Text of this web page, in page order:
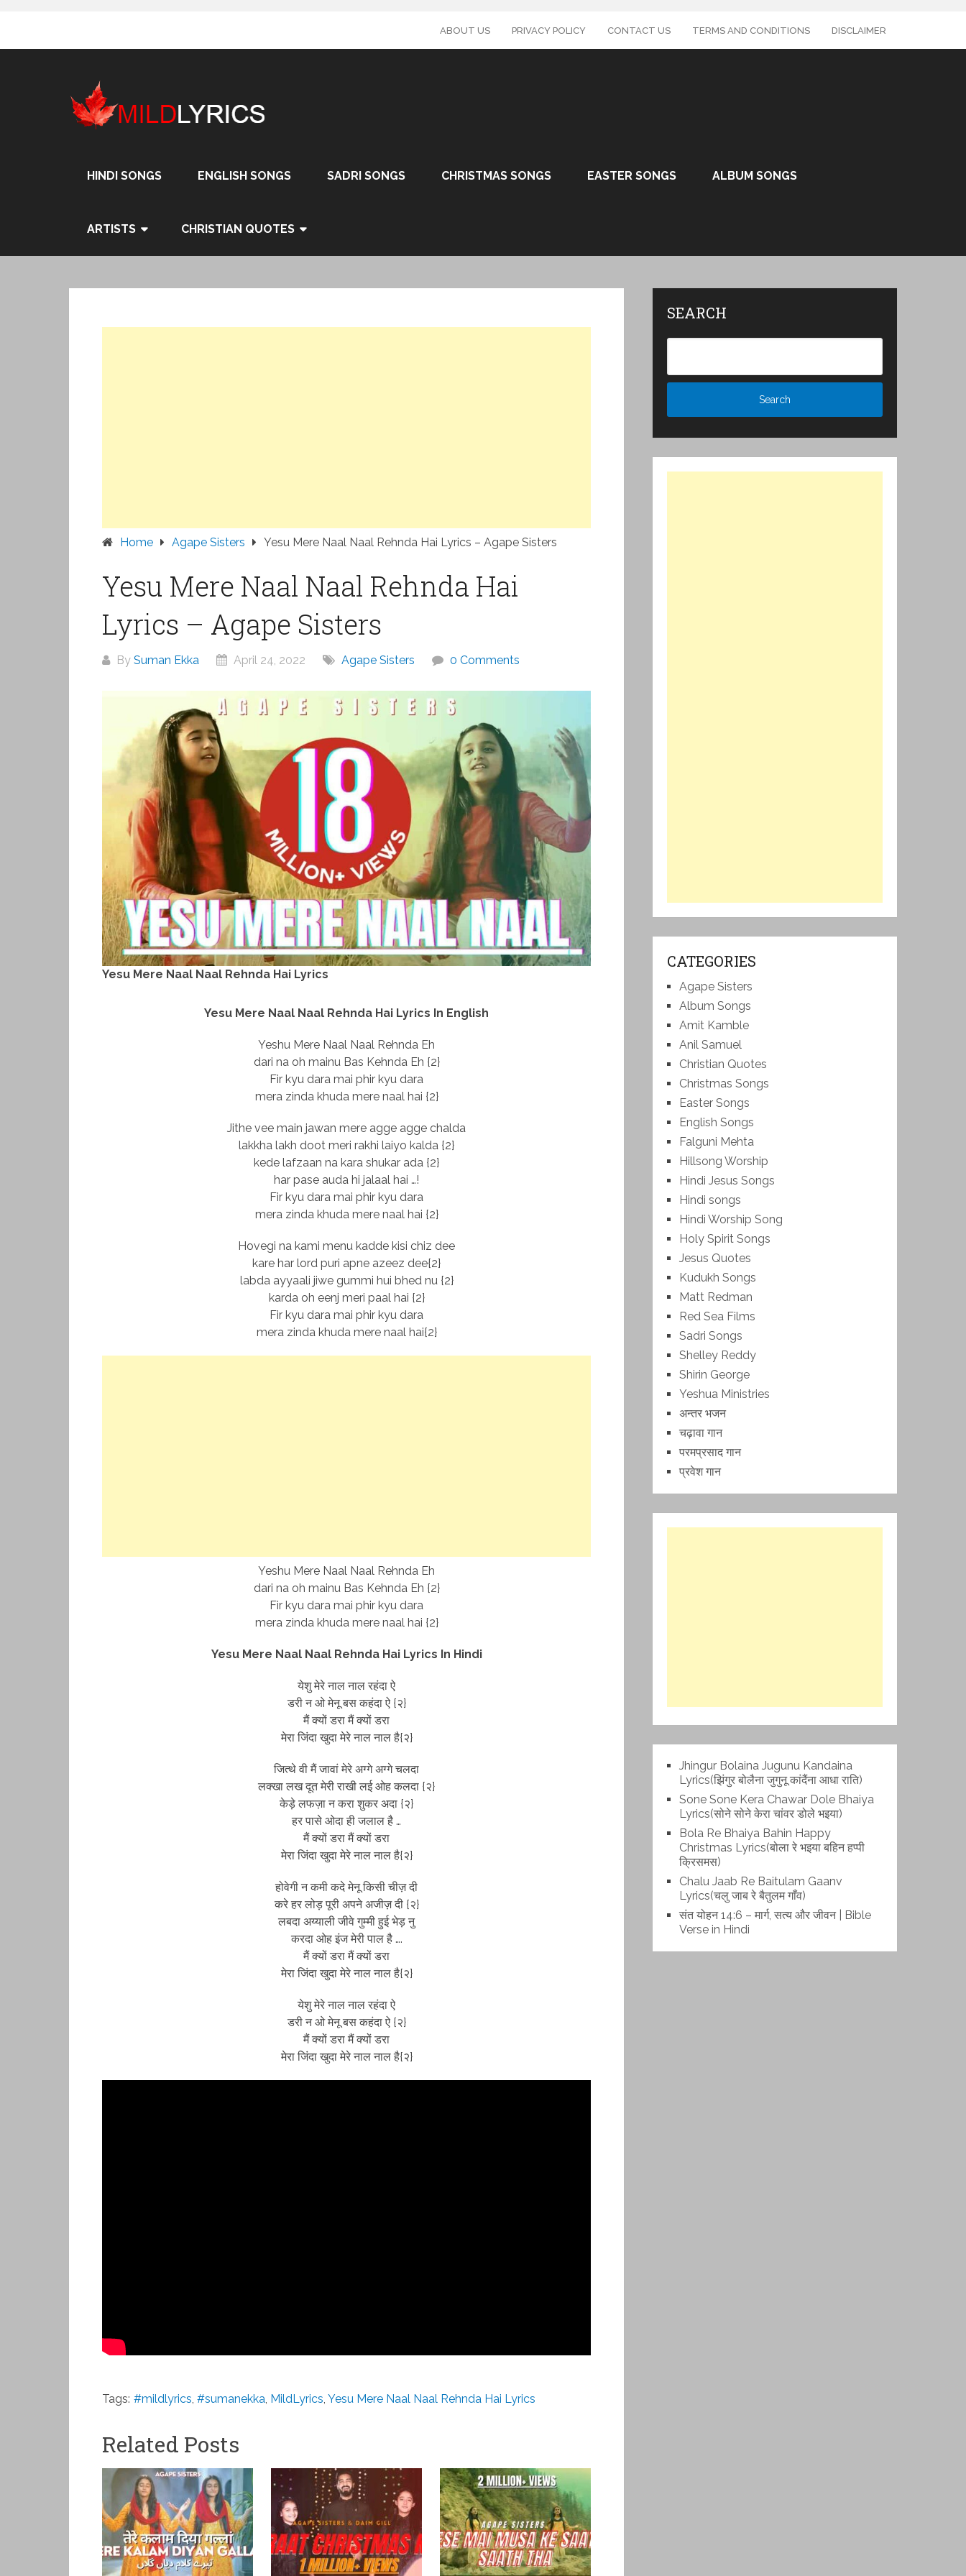
content
ABOUT US PRIVACY POLICY CONTACT US TERMS AND CONDITIONS DISCLAIMER
HINDI SONGS ENGLISH SONGS SADRI SONGS CHRISTMAS SONGS EASTER SONGS ALBUM SONGS
ARTISTS CHRISTIAN QUOTES
Home Agape Sisters Yesu Mere Naal Naal Rehnda Hai Lyrics – Agape Sisters
Yesu Mere Naal Naal Rehnda Hai
Lyrics – Agape Sisters
By Suman Ekka April 24, 2022 Agape Sisters 0 Comments
Yesu Mere Naal Naal Rehnda Hai Lyrics
Yesu Mere Naal Naal Rehnda Hai Lyrics In English
Yeshu Mere Naal Naal Rehnda Eh
dari na oh mainu Bas Kehnda Eh {2}
Fir kyu dara mai phir kyu dara
mera zinda khuda mere naal hai {2}
Jithe vee main jawan mere agge agge chalda
lakkha lakh doot meri rakhi laiyo kalda {2}
kede lafzaan na kara shukar ada {2}
har pase auda hi jalaal hai …!
Fir kyu dara mai phir kyu dara
mera zinda khuda mere naal hai {2}
Hovegi na kami menu kadde kisi chiz dee
kare har lord puri apne azeez dee{2}
labda ayyaali jiwe gummi hui bhed nu {2}
karda oh eenj meri paal hai {2}
Fir kyu dara mai phir kyu dara
mera zinda khuda mere naal hai{2}
Yeshu Mere Naal Naal Rehnda Eh
dari na oh mainu Bas Kehnda Eh {2}
Fir kyu dara mai phir kyu dara
mera zinda khuda mere naal hai {2}
Yesu Mere Naal Naal Rehnda Hai Lyrics In Hindi
येशु मेरे नाल नाल रहंदा ऐ
डरी न ओ मेनू बस कहंदा ऐ {२}
मैं क्यों डरा मैं क्यों डरा
मेरा जिंदा खुदा मेरे नाल नाल है{२}
जित्थे वी मैं जावां मेरे अग्गे अग्गे चलदा
लक्खा लख दूत मेरी राखी लई ओह कलदा {२}
केड़े लफज़ा न करा शुकर अदा {२}
हर पासे ओदा ही जलाल है …
मैं क्यों डरा मैं क्यों डरा
मेरा जिंदा खुदा मेरे नाल नाल है{२}
होवेगी न कमी कदे मेनू किसी चीज़ दी
करे हर लोड़ पूरी अपने अजीज़ दी {२}
लबदा अय्याली जीवे गुम्मी हुई भेड़ नु
करदा ओह इंज मेरी पाल है ….
मैं क्यों डरा मैं क्यों डरा
मेरा जिंदा खुदा मेरे नाल नाल है{२}
येशु मेरे नाल नाल रहंदा ऐ
डरी न ओ मेनू बस कहंदा ऐ {२}
मैं क्यों डरा मैं क्यों डरा
मेरा जिंदा खुदा मेरे नाल नाल है{२}
Tags: #mildlyrics, #sumanekka, MildLyrics, Yesu Mere Naal Naal Rehnda Hai Lyrics
Related Posts
SEARCH
CATEGORIES
Agape Sisters
Album Songs
Amit Kamble
Anil Samuel
Christian Quotes
Christmas Songs
Easter Songs
English Songs
Falguni Mehta
Hillsong Worship
Hindi Jesus Songs
Hindi songs
Hindi Worship Song
Holy Spirit Songs
Jesus Quotes
Kudukh Songs
Matt Redman
Red Sea Films
Sadri Songs
Shelley Reddy
Shirin George
Yeshua Ministries
अन्तर भजन
चढ़ावा गान
परमप्रसाद गान
प्रवेश गान
Jhingur Bolaina Jugunu Kandaina
Lyrics(झिंगुर बोलैना जुगुनू कांदैंना आधा राति)
Sone Sone Kera Chawar Dole Bhaiya
Lyrics(सोने सोने केरा चांवर डोले भइया)
Bola Re Bh‌aiya Bahin Happy
Christmas Lyrics(बोला रे भ‌इया बहिन हप्पी
क्रिसमस)
Chalu Jaab Re Baitulam Gaanv
Lyrics(चलु जाब रे बैतुलम गाँव)
संत योहन 14:6 – मार्ग, सत्य और जीवन | Bible
Verse in Hindi